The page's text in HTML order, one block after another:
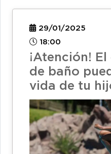
29/01/2025
18:00
¡Atención!
de baño
vida de tu